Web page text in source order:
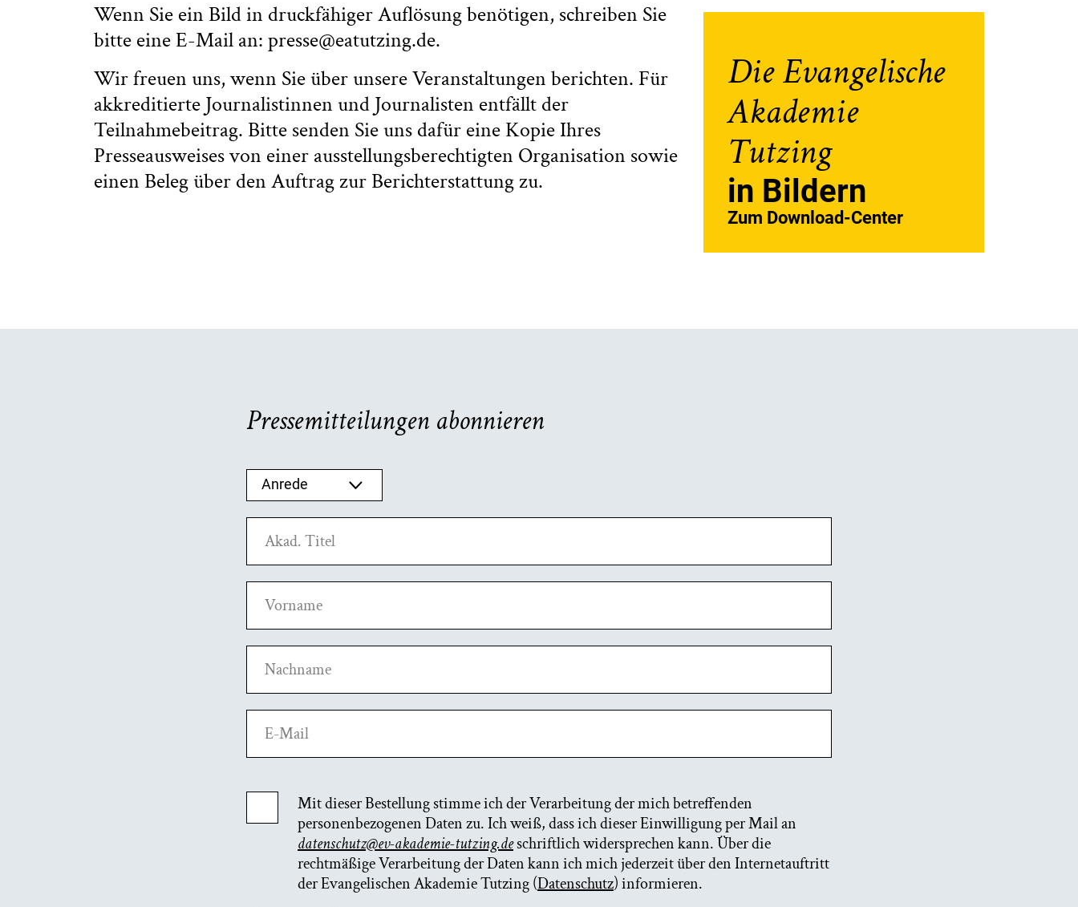
Wenn Sie ein Bild in druckfähiger Auflösung benötigen, schreiben Sie
bitte eine E-Mail an: presse@eatutzing.de.
Wir freuen uns, wenn Sie über unsere Veranstaltungen berichten. Für
akkreditierte Journalistinnen und Journalisten entfällt der
Teilnahmebeitrag. Bitte senden Sie uns dafür eine Kopie Ihres
Presseausweises von einer ausstellungsberechtigten Organisation sowie
einen Beleg über den Auftrag zur Berichterstattung zu.
Die Evangelische
Akademie
Tutzing
in Bildern
Zum Download-Center
Pressemitteilungen abonnieren
Anrede auswählen
Anrede
Akad. Titel
Vorname
Nachname
E-Mail
Mit dieser Bestellung stimme ich der Verarbeitung der mich betreffenden
personenbezogenen Daten zu. Ich weiß, dass ich dieser Einwilligung per Mail an
datenschutz@ev-akademie-tutzing.deschriftlich widersprechen kann. Über die
rechtmäßige Verarbeitung der Daten kann ich mich jederzeit über den Internetauftritt
der Evangelischen Akademie Tutzing (Datenschutz) informieren.